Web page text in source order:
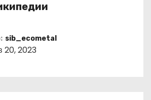
sib_ecometal
20, 2023